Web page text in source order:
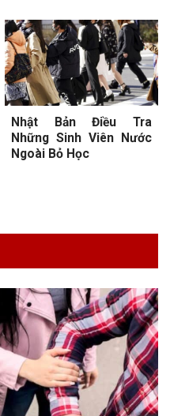
Nhật Bản Điều Tra
Những Sinh Viên Nước
Ngoài Bỏ Học